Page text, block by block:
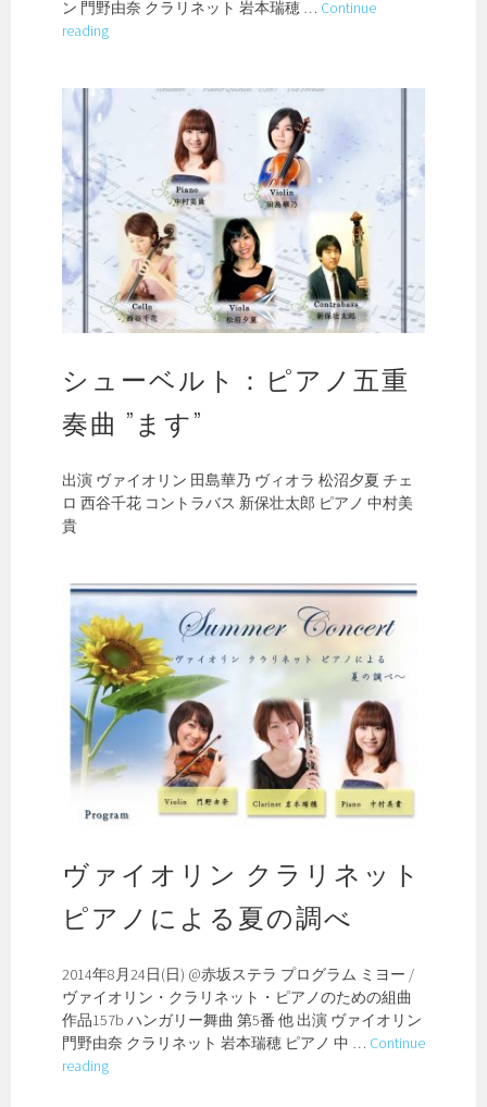
ン 門野由奈 クラリネット 岩本瑞穂 … Continue
readingク
ク
森
2016
シューベルト：ピアノ五重
奏曲 ”ます”
出演 ヴァイオリン 田島華乃 ヴィオラ 松沼夕夏 チェ
ロ 西谷千花 コントラバス 新保壮太郎 ピアノ 中村美
貴
ヴァイオリン クラリネット
ピアノによる夏の調べ
2014年8月24日(日) @赤坂ステラ プログラム ミヨー /
ヴァイオリン・クラリネット・ピアノのための組曲
作品157b ハンガリー舞曲 第5番 他 出演 ヴァイオリン
門野由奈 クラリネット 岩本瑞穂 ピアノ 中 … Continue
readingヴ